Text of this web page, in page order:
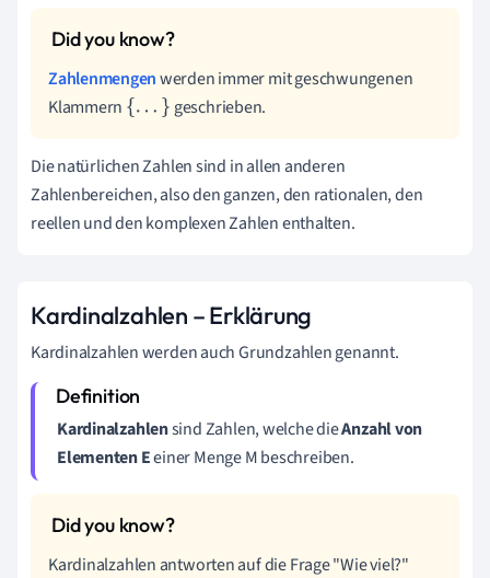
Zahlenmengenwerden immer mit geschwungenen
Klammern {... } geschrieben.
Die natürlichen Zahlen sind in allen anderen
Zahlenbereichen, also den ganzen, den rationalen, den
reellen und den komplexen Zahlen enthalten.
Kardinalzahlen – Erklärung
Kardinalzahlen werden auch Grundzahlen genannt.
Kardinalzahlensind Zahlen, welche dieAnzahl von
Elementen Eeiner Menge M beschreiben.
Kardinalzahlen antworten auf die Frage"Wie viel?"